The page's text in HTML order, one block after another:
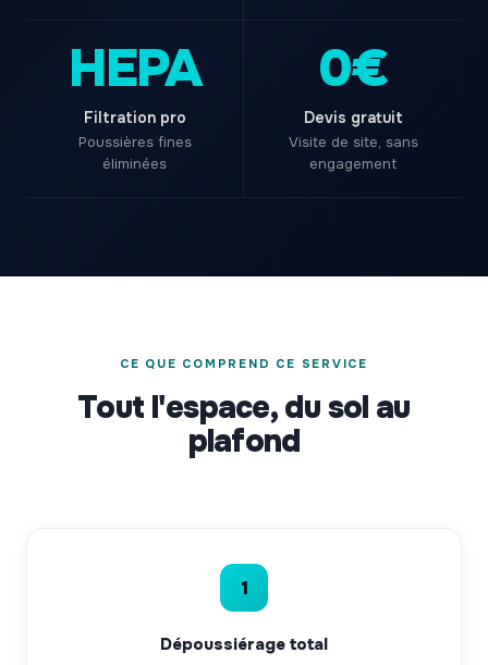
HEPA
Filtration pro
Poussières fines
éliminées
0€
Devis gratuit
Visite de site, sans
engagement
CE QUE COMPREND CE SERVICE
Tout l'espace, du sol au
plafond
1
Dépoussiérage total